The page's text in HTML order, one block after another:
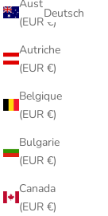
Australie
(EUR €)
Autriche
(EUR €)
Belgique
(EUR €)
Bulgarie
(EUR €)
Canada
(EUR €)
Deutsch